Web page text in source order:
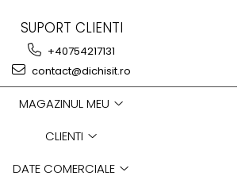
SUPORT CLIENTI
+40754217131
contact@dichisit.ro
MAGAZINUL MEU
CLIENTI
DATE COMERCIALE